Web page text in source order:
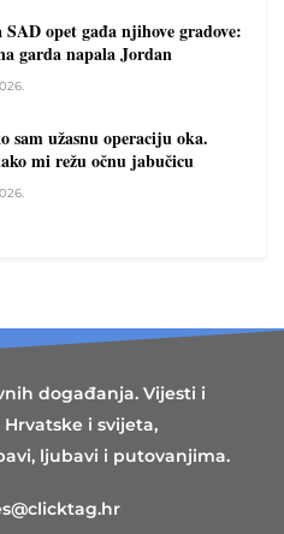
opet gađa njihove gradove:
garda napala Jordan
sam užasnu operaciju oka.
mi režu očnu jabučicu
događanja. Vijesti i
i svijeta,
ljubavi i putovanjima.